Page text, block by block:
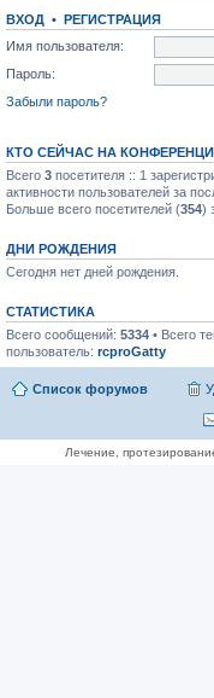
ВХОД • РЕГИСТРАЦИЯ
Имя пользователя:
Пароль:
Забыли пароль?
КТО СЕЙЧАС НА
Всего 3 посетителя :: 1
активности пользователей за
Больше всего посетителей (354)
ДНИ РОЖДЕНИЯ
Сегодня нет дней рождения.
СТАТИСТИКА
Всего сообщений: 5334 • Всего
пользователь: rcproGatty
Список форумов
Лечение,